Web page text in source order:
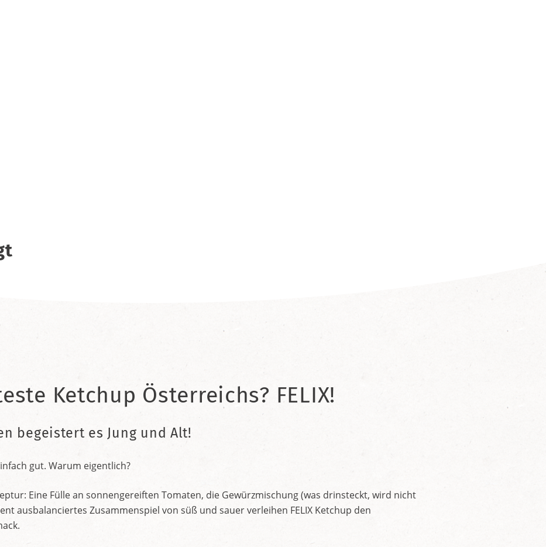
Ketchup Österreichs? FELIX!
begeistert es Jung und Alt!
gut. Warum eigentlich?
Eine Fülle an sonnengereiften Tomaten, die Gewürzmischung (was drinsteckt, wird nicht
ausbalanciertes Zusammenspiel von süß und sauer verleihen FELIX Ketchup den